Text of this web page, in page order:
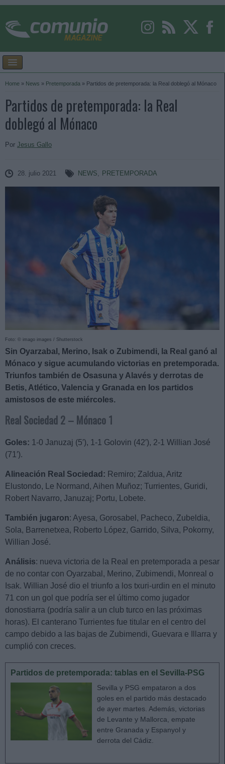
Home » News » Pretemporada » Partidos de pretemporada: la Real doblegó al Mónaco
Partidos de pretemporada: la Real
doblegó al Mónaco
Por Jesus Gallo
28. julio 2021 NEWS, PRETEMPORADA
Foto: © imago images / Shutterstock
Sin Oyarzabal, Merino, Isak o Zubimendi, la Real ganó al
Mónaco y sigue acumulando victorias en pretemporada.
Triunfos también de Osasuna y Alavés y derrotas de
Betis, Atlético, Valencia y Granada en los partidos
amistosos de este miércoles.
Real Sociedad 2 – Mónaco 1
Goles: 1-0 Januzaj (5′), 1-1 Golovin (42′), 2-1 Willian José
(71′).
Alineación Real Sociedad: Remiro; Zaldua, Aritz
Elustondo, Le Normand, Aihen Muñoz; Turrientes, Guridi,
Robert Navarro, Januzaj; Portu, Lobete.
También jugaron: Ayesa, Gorosabel, Pacheco, Zubeldia,
Sola, Barrenetxea, Roberto López, Garrido, Silva, Pokorny,
Willian José.
Análisis: nueva victoria de la Real en pretemporada a pesar
de no contar con Oyarzabal, Merino, Zubimendi, Monreal o
Isak. Willian José dio el triunfo a los txuri-urdin en el minuto
71 con un gol que podría ser el último como jugador
donostiarra (podría salir a un club turco en las próximas
horas). El canterano Turrientes fue titular en el centro del
campo debido a las bajas de Zubimendi, Guevara e Illarra y
cumplió con creces.
Partidos de pretemporada: tablas en el Sevilla-PSG
Sevilla y PSG empataron a dos
goles en el partido más destacado
de ayer martes. Además, victorias
de Levante y Mallorca, empate
entre Granada y Espanyol y
derrota del Cádiz.